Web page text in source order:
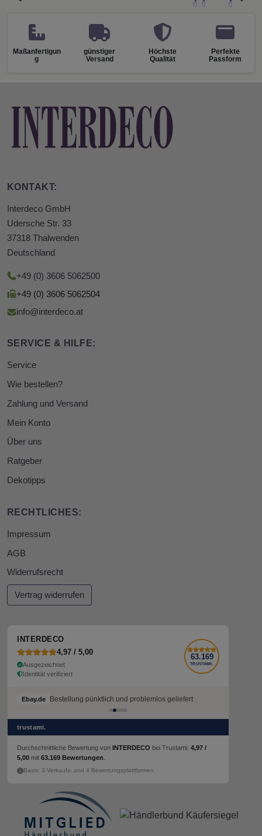
Maßanfertigun
g
günstiger
Versand
Höchste
Qualität
Perfekte
Passform
KONTAKT:
Interdeco GmbH
Udersche Str. 33
37318 Thalwenden
Deutschland
+49 (0) 3606 5062500
+49 (0) 3606 5062504
info@interdeco.at
SERVICE & HILFE:
Service
Wie bestellen?
Zahlung und Versand
Mein Konto
Über uns
Ratgeber
Dekotipps
RECHTLICHES:
Impressum
AGB
Widerrufsrecht
Vertrag widerrufen
INTERDECO
4,97 / 5,00
Ausgezeichnet
Identität verifiziert
63.169
TRUSTAMI.
Ebay.de Bestellung pünktlich und problemlos geliefert
trustami.
Durchschnittliche Bewertung von INTERDECO bei Trustami: 4,97 /
5,00 mit 63.169 Bewertungen
Basis: 3 Verkaufs- und 4 Bewertungsplattformen